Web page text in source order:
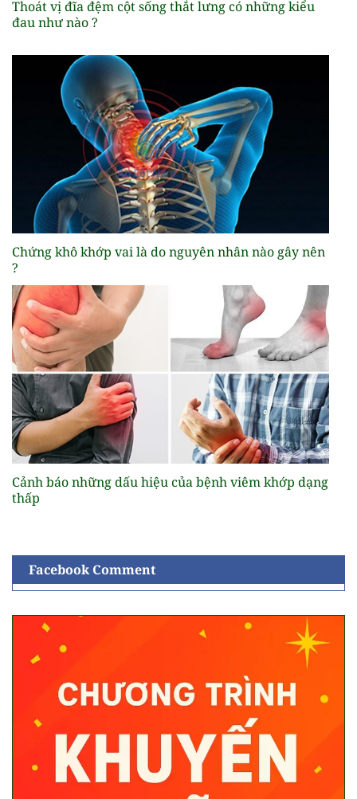
Thoát vị đĩa đệm cột sống thắt lưng có những kiểu
đau như nào ?
Chứng khô khớp vai là do nguyên nhân nào gây nên
?
Cảnh báo những dấu hiệu của bệnh viêm khớp dạng
thấp
Facebook Comment